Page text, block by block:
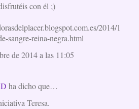
con él ;)
2014/1
sangre-reina-negra.html
de 2014 a las 11:05
ha dicho que…
Teresa.